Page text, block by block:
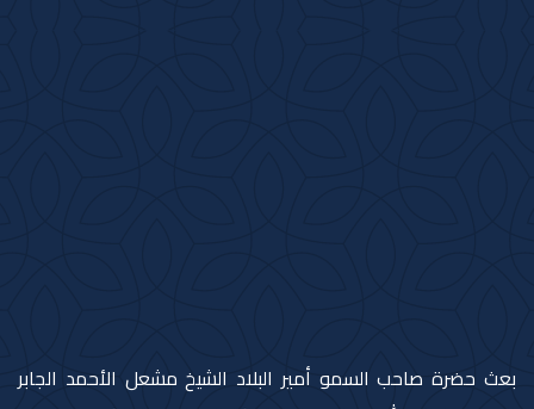
بعث حضرة صاحب السمو أمير البلاد الشيخ مشعل الأحمد الجابر